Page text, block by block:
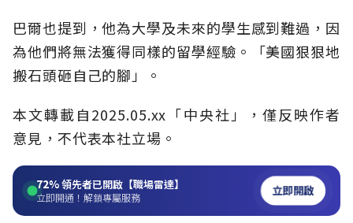
巴爾也提到，他為大學及未來的學生感到難過，因
為他們將無法獲得同樣的留學經驗。「美國狠狠地
搬石頭砸自己的腳」。
本文轉載自2025.05.xx「中央社」，僅反映作者
意見，不代表本社立場。
72%領先者已開啟【職場雷達】
立即開通！解鎖專屬服務 立即開啟